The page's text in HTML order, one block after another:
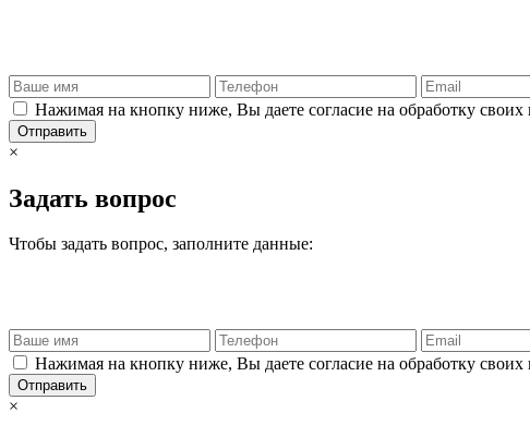
Нажимая на кнопку ниже, Вы даете согласие на обработку
Отправить
×
Задать вопрос
Чтобы задать вопрос, заполните данные:
Нажимая на кнопку ниже, Вы даете согласие на обработку
Отправить
×